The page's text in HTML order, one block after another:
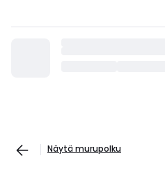
Näytä murupolku